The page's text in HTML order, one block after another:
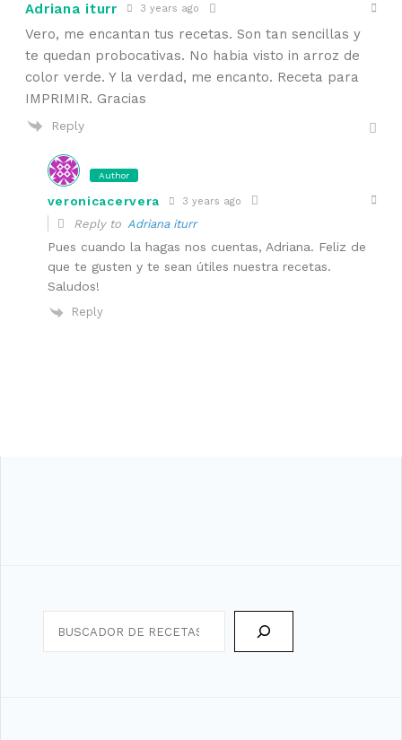
Adriana iturr 3 years ago
Vero, me encantan tus recetas. Son tan sencillas y
te quedan probocativas. No habia visto in arroz de
color verde. Y la verdad, me encanto. Receta para
IMPRIMIR. Gracias
Reply
Author
veronicacervera 3 years ago
Reply to Adriana iturr
Pues cuando la hagas nos cuentas, Adriana. Feliz de
que te gusten y te sean útiles nuestra recetas.
Saludos!
Reply